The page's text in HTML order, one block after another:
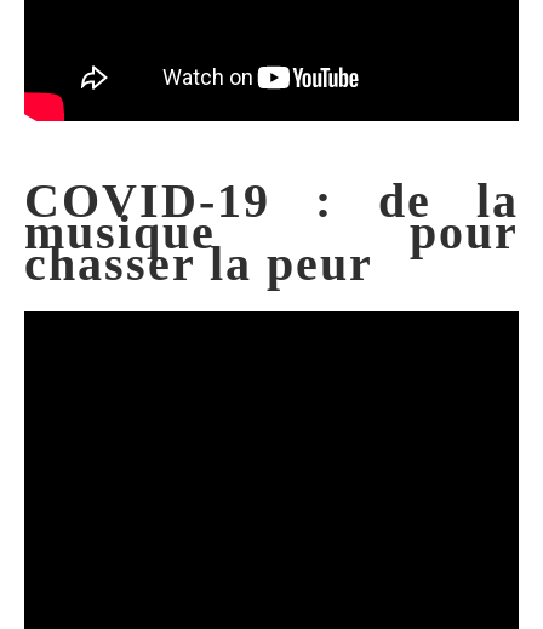
COVID-19 : de la
musique pour
chasser la peur